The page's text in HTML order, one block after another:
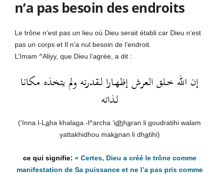
n’a pas besoin des endroits
Le trône n’est pas un lieu où Dieu serait établi car Dieu n’est
pas un corps et Il n’a nul besoin de l’endroit.
L’Imam ^Aliyy, que Dieu l’agrée, a dit :
إن الله خـلق العرش إظهـارا لـقدرته ولم يتخذه مكانا
لـذاته
(‘Inna l-L aha khalaqa -l^archa ‘idhharan li qoudratihi walam
yattakhidhou makanan li dhatihi)
« Certes, Dieu a créé le trône comme
manifestation de Sa puissance et ne l’a pas pris comme